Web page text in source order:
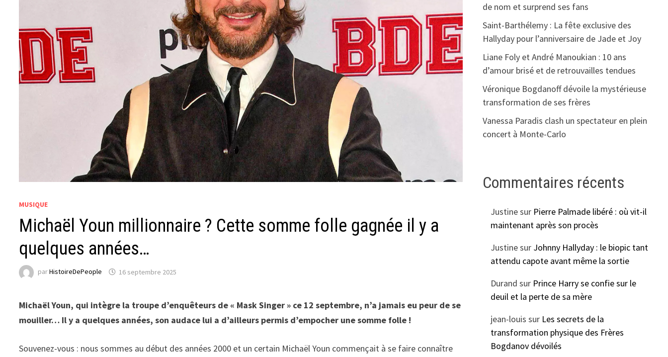
MUSIQUE
Michaël Youn millionnaire ? Cette somme folle gagnée il y a
quelques années…
parHistoireDePeople 16 septembre 2025
Michaël Youn, qui intègre la troupe d’enquêteurs de « Mask Singer » ce 12 septembre, n’a jamais eu peur de se
mouiller… Il y a quelques années, son audace lui a d’ailleurs permis d’empocher une somme folle !
Souvenez-vous : nous sommes au début des années 2000 et un certain Michaël Youn commençait à se faire connaître
de nom et surprend ses fans
Saint-Barthélemy : La fête exclusive des
Hallyday pour l’anniversaire de Jade et Joy
Liane Foly et André Manoukian : 10 ans
d’amour brisé et de retrouvailles tendues
Véronique Bogdanoff dévoile la mystérieuse
transformation de ses frères
Vanessa Paradis clash un spectateur en plein
concert à Monte-Carlo
Commentaires récents
Justinesur Pierre Palmade libéré : où vit-il
maintenant après son procès
Justinesur Johnny Hallyday : le biopic tant
attendu capote avant même la sortie
Durand sur Prince Harry se confie sur le
deuil et la perte de sa mère
jean-louis sur Les secrets de la
transformation physique des Frères
Bogdanov dévoilés